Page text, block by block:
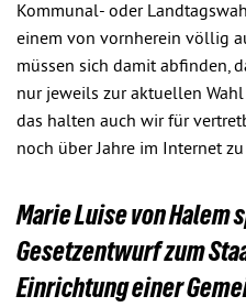
Kommunal- oder
einem von vornherein völlig
müssen sich damit abfinden,
nur jeweils zur aktuellen
das halten auch wir für
noch über Jahre im Internet
Marie Luise von Halem
Gesetzentwurf zum
Einrichtung einer